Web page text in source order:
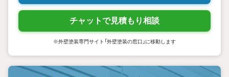
チャットで見積もり相談
※外壁塗装専門サイト「外壁塗装の窓口」に移動します